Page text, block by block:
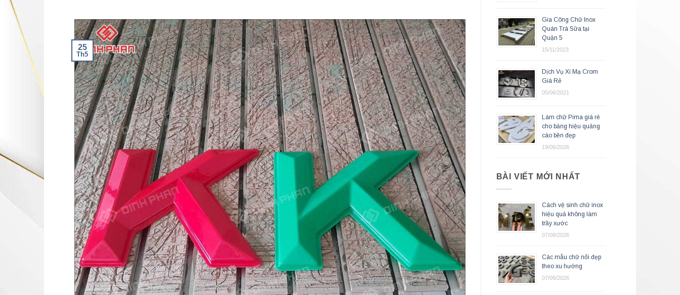
25
Th5
Gia Công Chữ Inox
Quán Trà Sữa tại
Quận 5
15/11/2023
Dịch Vụ Xi Mạ Crom
Giá Rẻ
05/06/2021
Làm chữ Pima giá rẻ
cho bảng hiệu quảng
cáo bền đẹp
19/06/2026
BÀI VIẾT MỚI NHẤT
Cách vệ sinh chữ inox
hiệu quả không làm
trầy xước
07/08/2026
Các mẫu chữ nổi đẹp
theo xu hướng
07/08/2026